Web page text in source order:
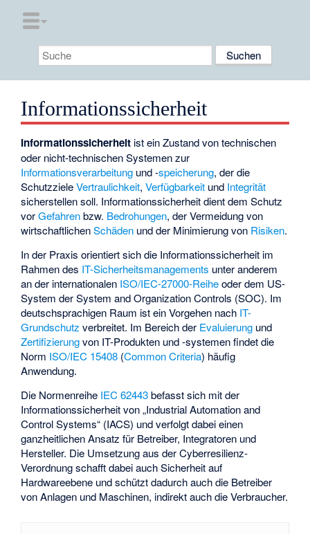
Informationssicherheit
Informationssicherheit ist ein Zustand von technischen
oder nicht-technischen Systemen zur
Informationsverarbeitung und -speicherung, der die
SchutzzieleVertraulichkeit,Verfügbarkeit und Integrität
sicherstellen soll. Informationssicherheit dient dem Schutz
vorGefahrenbzw. Bedrohungen, der Vermeidung von
wirtschaftlichenSchäden und der Minimierung von Risiken.
In der Praxis orientiert sich die Informationssicherheit im
Rahmen des IT-Sicherheitsmanagements unter anderem
an der internationalen ISO/IEC-27000-Reiheoder dem US-
System derSystem and Organization Controls (SOC). Im
deutschsprachigen Raum ist ein Vorgehen nach IT-
Grundschutz verbreitet. Im Bereich der Evaluierung und
Zertifizierungvon IT-Produkten und -systemen findet die
Norm ISO/IEC 15408 (Common Criteria) häufig
Anwendung.
Die Normenreihe IEC 62443befasst sich mit der
Informationssicherheit von „Industrial Automation and
Control Systems“ (IACS) und verfolgt dabei einen
ganzheitlichen Ansatz für Betreiber, Integratoren und
Hersteller. Die Umsetzung aus derCyberresilienz-
Verordnungschafft dabei auch Sicherheit auf
Hardwareebene und schützt dadurch auch die Betreiber
von Anlagen und Maschinen, indirekt auch die Verbraucher.